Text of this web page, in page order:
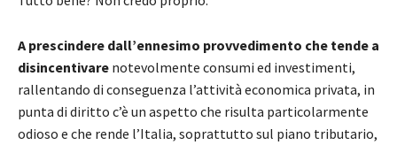
A prescindere dall’ennesimo provvedimento che tende a
disincentivare notevolmente consumi ed investimenti,
rallentando di conseguenza l’attività economica privata, in
punta di diritto c’è un aspetto che risulta particolarmente
odioso e che rende l’Italia, soprattutto sul piano tributario,